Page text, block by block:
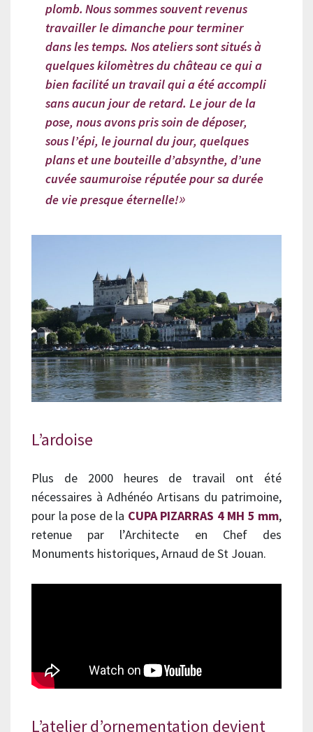
plomb. Nous sommes souvent revenus
travailler le dimanche pour terminer
dans les temps. Nos ateliers sont situés à
quelques kilomètres du château ce qui a
bien facilité un travail qui a été accompli
sans aucun jour de retard. Le jour de la
pose, nous avons pris soin de déposer,
sous l’épi, le journal du jour, quelques
plans et une bouteille d’absynthe, d’une
cuvée saumuroise réputée pour sa durée
de vie presque éternelle!
L’ardoise
Plus de 2000 heures de travail ont été
nécessaires à Adhénéo Artisans du patrimoine,
pour la pose de la CUPA PIZARRAS 4 MH 5 mm,
retenue par l’Architecte en Chef des
Monuments historiques, Arnaud de St Jouan.
L’atelier d’ornementation devient